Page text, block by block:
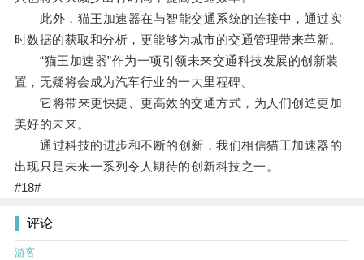
此外，猫王加速器在与智能交通系统的连接中，通过实
时数据的获取和分析，更能够为城市的交通管理带来革新。
“猫王加速器”作为一项引领未来交通科技发展的创新装
置，无疑将会成为汽车行业的一大里程碑。
它将带来更快捷、更高效的交通方式，为人们创造更加
美好的未来。
通过科技的进步和不断的创新，我们相信猫王加速器的
出现只是未来一系列令人期待的创新科技之一。
#18#
评论
游客